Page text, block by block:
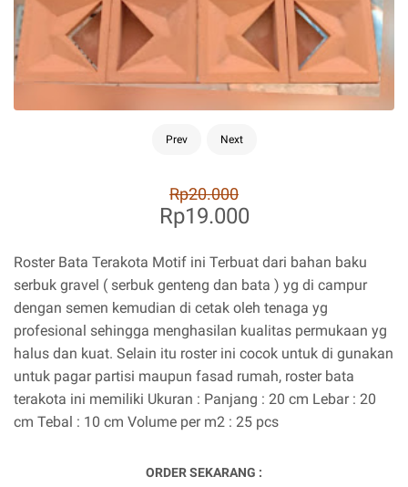
Prev Next
Rp20.000
Rp19.000
Roster Bata Terakota Motif ini Terbuat dari bahan baku
serbuk gravel ( serbuk genteng dan bata ) yg di campur
dengan semen kemudian di cetak oleh tenaga yg
profesional sehingga menghasilan kualitas permukaan yg
halus dan kuat. Selain itu roster ini cocok untuk di gunakan
untuk pagar partisi maupun fasad rumah, roster bata
terakota ini memiliki Ukuran : Panjang : 20 cm Lebar : 20
cm Tebal : 10 cm Volume per m2 : 25 pcs
ORDER SEKARANG :